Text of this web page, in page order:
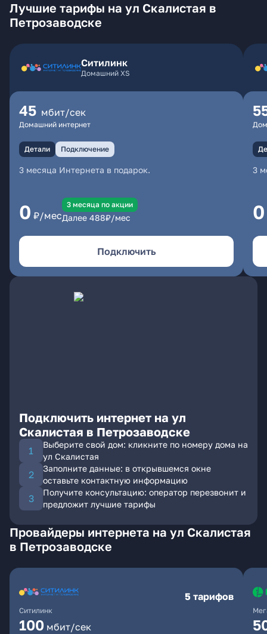
Лучшие тарифы на ул Скалистая в
Петрозаводске
Ситилинк
Домашний XS
45 мбит/сек
Домашний интернет
Детали Подключение
3 месяца Интернета в подарок.
0 ₽/мес
3 месяцa по акции
Далее 488₽/мес
Подключить
3
0
Подключить интернет на ул
Скалистая в Петрозаводске
Выберите свой дом: кликните по номеру дома на
ул Скалистая
Заполните данные: в открывшемся окне
оставьте контактную информацию
Получите консультацию: оператор перезвонит и
предложит лучшие тарифы
Провайдеры интернета на ул Скалистая
в Петрозаводске
Ситилинк
5 тарифов
100 мбит/сек